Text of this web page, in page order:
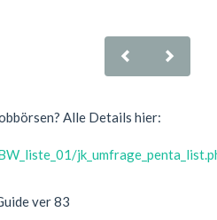
Alle Details hier:
ver 83